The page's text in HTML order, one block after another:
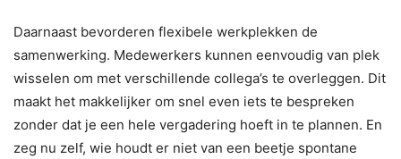
Daarnaast bevorderen flexibele werkplekken de
samenwerking. Medewerkers kunnen eenvoudig van plek
wisselen om met verschillende collega’s te overleggen. Dit
maakt het makkelijker om snel even iets te bespreken
zonder dat je een hele vergadering hoeft in te plannen. En
zeg nu zelf, wie houdt er niet van een beetje spontane